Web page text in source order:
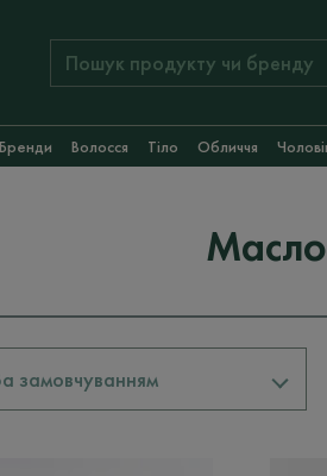
Бренди Волосся Тіло Обличчя
Масло
замовчуванням